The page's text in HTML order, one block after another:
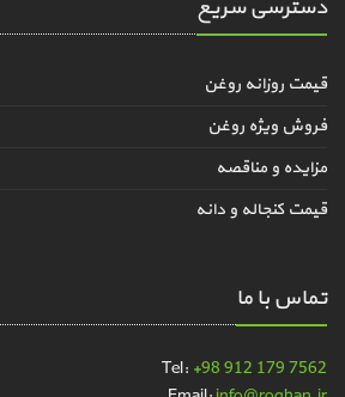
دسترسی سریع
قیمت روزانه روغن
فروش ویژه روغن
مزایده و مناقصه
قیمت کنجاله و دانه
تماس با ما
Tel: +98 912 179 7562